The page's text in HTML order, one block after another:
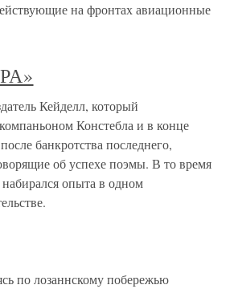
на фронтах авиационные
Кейделл, который
Констебла и в конце
банкротства последнего,
об успехе поэмы. В то время
опыта в одном
по лозаннскому побережью